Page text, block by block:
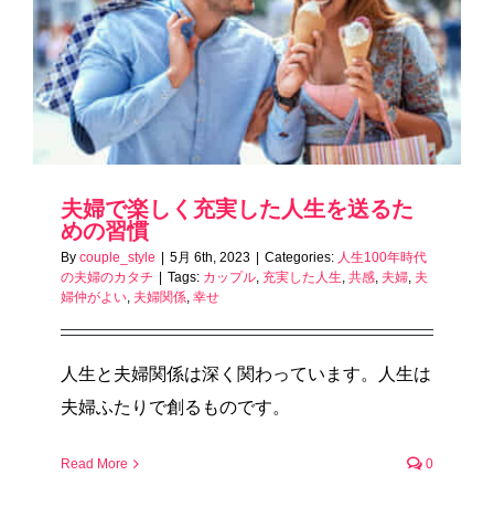
夫婦で楽しく充実した人生を送るた
めの習慣
By couple_style 5月 6th, 2023 Categories: 人生100年時代
の夫婦のカタチ
Tags: カップル, 充実した人生, 共感, 夫婦, 夫
婦仲がよい, 夫婦関係, 幸せ
人生と夫婦関係は深く関わっています。人生は
夫婦ふたりで創るものです。
Read More 0